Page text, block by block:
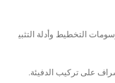
التخطيط وأدلة التثبي
على تركيب الدفيئة.